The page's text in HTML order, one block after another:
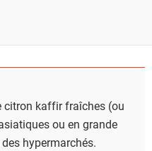
citron kaffir fraîches (ou
ou en grande
hypermarchés.